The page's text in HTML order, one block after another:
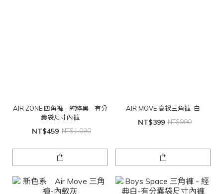
AIR ZONE 四角褲 - 純粹黑 - 有分
囊袋尺寸內褲
NT$459 NT$1,090
AIR MOVE 高衩三角褲-白
NT$399 NT$990